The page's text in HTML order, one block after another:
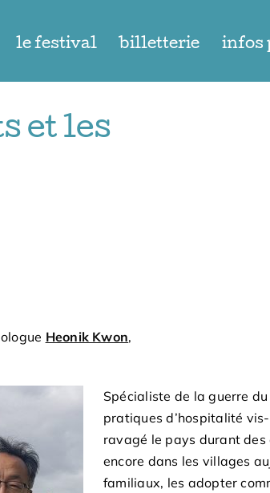
le festival billetterie infos
et les
Heonik Kwon,
Spécialiste de la guerre
pratiques d’hospitalité
ravagé le pays durant
encore dans les villages
familiaux, les adopter